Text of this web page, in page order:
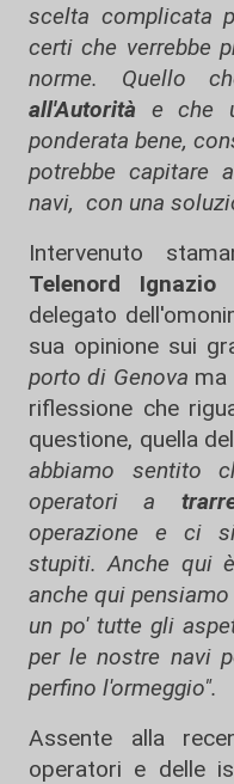
scelta complicata
certi che verrebbe
norme. Quello
all'Autorità e che
ponderata bene,
potrebbe capitare
navi, con una
Intervenuto
Telenord Ignazio
delegato
sua opinione sui
porto di Genova ma
riflessione che
questione, quella
abbiamo sentito
operatori a
operazione e ci
stupiti. Anche qui
anche qui
un po' tutte gli
per le nostre navi
perfino l'ormeggio".
Assente alla
operatori e delle